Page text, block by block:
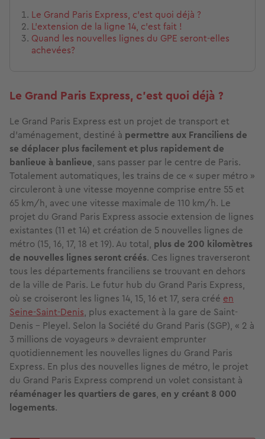
Le Grand Paris Express, c’est quoi déjà ?
L’extension de la ligne 14, c’est fait !
Quand les nouvelles lignes du GPE seront-elles
achevées?
Le Grand Paris Express, c’est quoi déjà ?
Le Grand Paris Express est un projet de transport et
d'aménagement, destiné à permettre aux Franciliens de
se déplacer plus facilement et plus rapidement de
banlieue à banlieue, sans passer par le centre de Paris.
Totalement automatiques, les trains de ce « super métro »
circuleront à une vitesse moyenne comprise entre 55 et
65 km/h, avec une vitesse maximale de 110 km/h. Le
projet du Grand Paris Express associe extension de lignes
existantes (11 et 14) et création de 5 nouvelles lignes de
métro (15, 16, 17, 18 et 19). Au total, plus de 200 kilomètres
de nouvelles lignes seront créés. Ces lignes traverseront
tous les départements franciliens se trouvant en dehors
de la ville de Paris. Le futur hub du Grand Paris Express,
où se croiseront les lignes 14, 15, 16 et 17, sera créé en
Seine-Saint-Denis, plus exactement à la gare de Saint-
Denis - Pleyel. Selon la Société du Grand Paris (SGP), « 2 à
3 millions de voyageurs » devraient emprunter
quotidiennement les nouvelles lignes du Grand Paris
Express. En plus des nouvelles lignes de métro, le projet
du Grand Paris Express comprend un volet consistant à
réaménager les quartiers de gares, en y créant 8 000
logements.